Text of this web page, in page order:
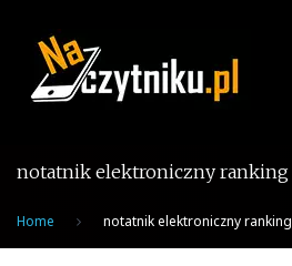
content
notatnik elektroniczny ranking
Home notatnik elektroniczny ranking